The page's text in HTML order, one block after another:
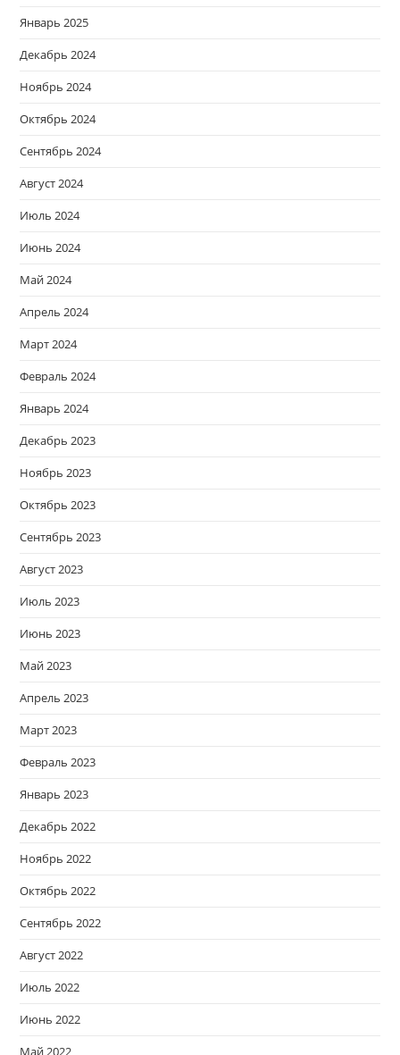
Январь 2025
Декабрь 2024
Ноябрь 2024
Октябрь 2024
Сентябрь 2024
Август 2024
Июль 2024
Июнь 2024
Май 2024
Апрель 2024
Март 2024
Февраль 2024
Январь 2024
Декабрь 2023
Ноябрь 2023
Октябрь 2023
Сентябрь 2023
Август 2023
Июль 2023
Июнь 2023
Май 2023
Апрель 2023
Март 2023
Февраль 2023
Январь 2023
Декабрь 2022
Ноябрь 2022
Октябрь 2022
Сентябрь 2022
Август 2022
Июль 2022
Июнь 2022
Май 2022